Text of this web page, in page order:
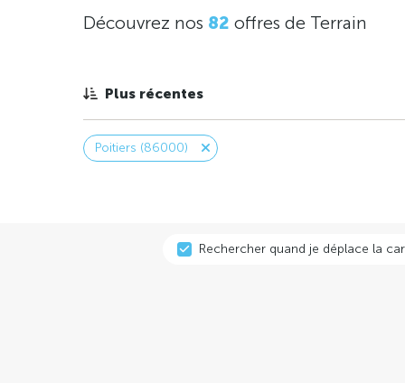
Découvrez nos 82 offres de Terrain
Plus récentes
Poitiers (86000)
Rechercher quand je déplace la